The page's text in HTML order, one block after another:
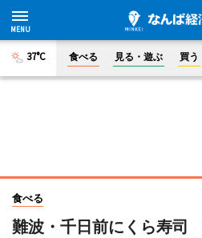
37°C 食べる 見る・遊ぶ 買う
食べる
難波・千日前にくら寿司